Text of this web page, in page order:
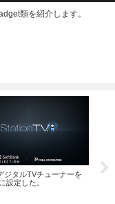
類を紹介します。
ジタルTVチューナーを
設定した。